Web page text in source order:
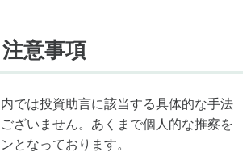
意事項
内では投資助言に該当する具体的な手法
ざいません。あくまで個人的な推察を
となっております。